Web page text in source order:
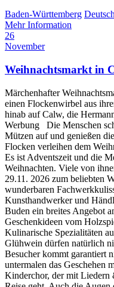
Baden-Württemberg
Mehr Information
26
November
Weihnachtsmarkt in
Märchenhafter
einen Flockenwirbel aus
hinab auf Calw, die
Werbung Die Menschen
Mützen auf und genießen
Flocken verleihen dem
Es ist Adventszeit und die
Weihnachten. Viele von
29.11. 2026 zum beliebten
wunderbaren
Kunsthandwerker und
Buden ein breites Angebot
Geschenkideen vom
Kulinarische Spezialitäten
Glühwein dürfen natürlich
Besucher kommt garantiert
untermalen das Geschehen
Kinderchor, der mit Liedern